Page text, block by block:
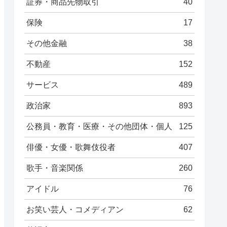
保険 17
その他金融 38
不動産 152
サービス 489
政治家 893
公務員・教育・医療・その他団体・個人 125
俳優・女優・歌舞伎役者 407
歌手・音楽関係 260
アイドル 76
お笑い芸人・コメディアン 62